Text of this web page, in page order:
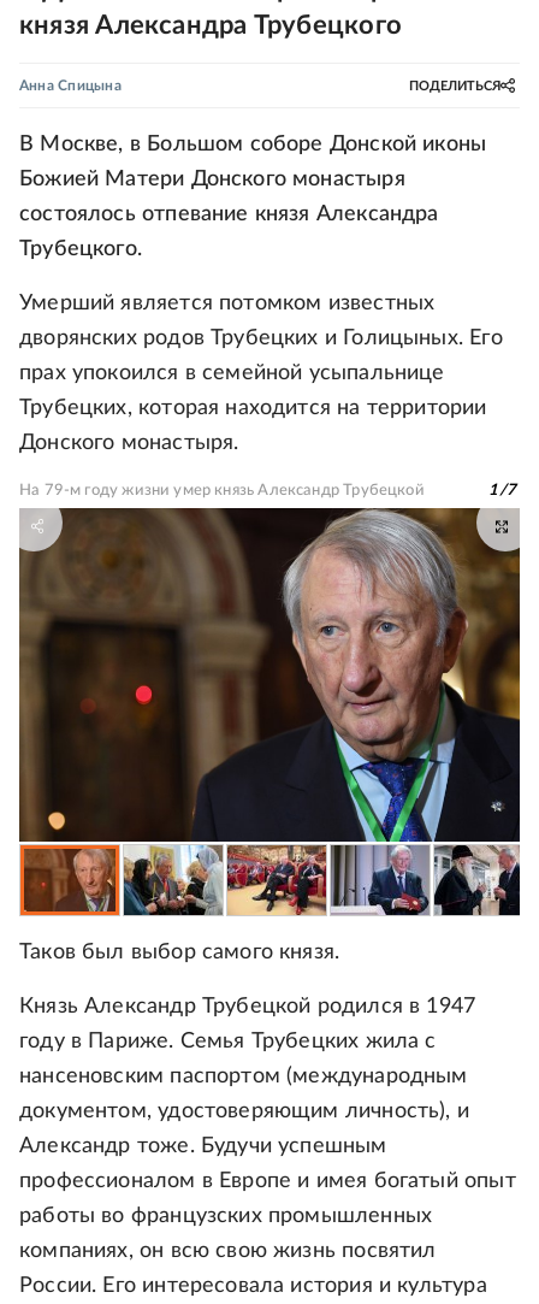
князя Александра Трубецкого
Анна Спицына ПОДЕЛИТЬСЯ
В Москве, в Большом соборе Донской иконы
Божией Матери Донского монастыря
состоялось отпевание князя Александра
Трубецкого.
Умерший является потомком известных
дворянских родов Трубецких и Голицыных. Его
прах упокоился в семейной усыпальнице
Трубецких, которая находится на территории
Донского монастыря.
На 79-м году жизни умер князь Александр Трубецкой 1/7
Таков был выбор самого князя.
Князь Александр Трубецкой родился в 1947
году в Париже. Семья Трубецких жила с
нансеновским паспортом (международным
документом, удостоверяющим личность), и
Александр тоже. Будучи успешным
профессионалом в Европе и имея богатый опыт
работы во французских промышленных
компаниях, он всю свою жизнь посвятил
России. Его интересовала история и культура